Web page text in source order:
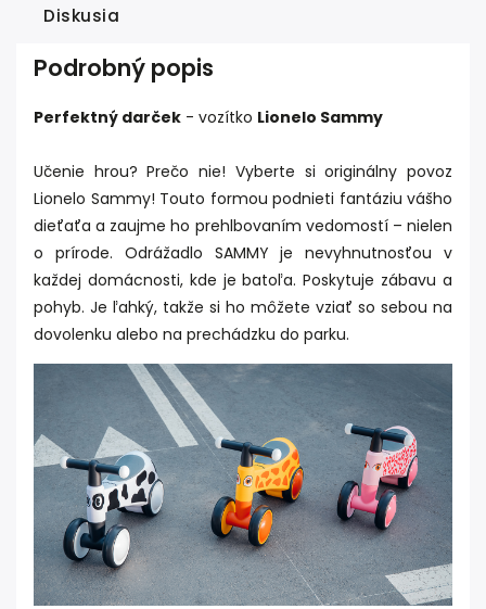
Diskusia
Podrobný popis
Perfektný darček - vozítko Lionelo Sammy
Učenie hrou? Prečo nie! Vyberte si originálny povoz
Lionelo Sammy! Touto formou podnieti fantáziu vášho
dieťaťa a zaujme ho prehlbovaním vedomostí – nielen
o prírode. Odrážadlo SAMMY je nevyhnutnosťou v
každej domácnosti, kde je batoľa. Poskytuje zábavu a
pohyb. Je ľahký, takže si ho môžete vziať so sebou na
dovolenku alebo na prechádzku do parku.